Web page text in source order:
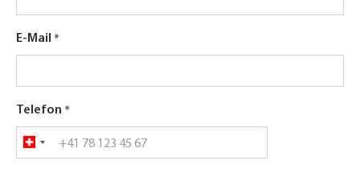
E-Mail
Telefon